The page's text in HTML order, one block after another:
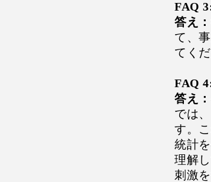
FAQ
答え：
て、
てくだ
FAQ
答え：
では
す。
統計
理解
刺激